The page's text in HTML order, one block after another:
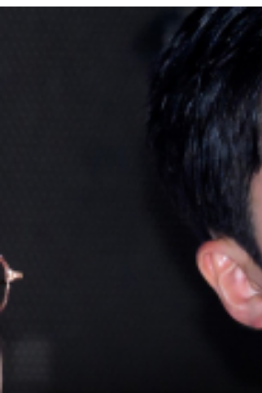
최근 한 방송에서 매출 100억 원을 달성했
최근 온라인 커뮤니티와 SNS를 통해 확산
영상 편집과 디자인 툴 활용 능력 등 실무
특히 유병재가 과거 사회 초년생의 현실을
채우려는 '열정 페이' 아니냐"며 채용의 공
논란이 확산하자 블랙페이퍼 측은 "오해의
직자들을 대상으로 한 기업들의 고용 관행